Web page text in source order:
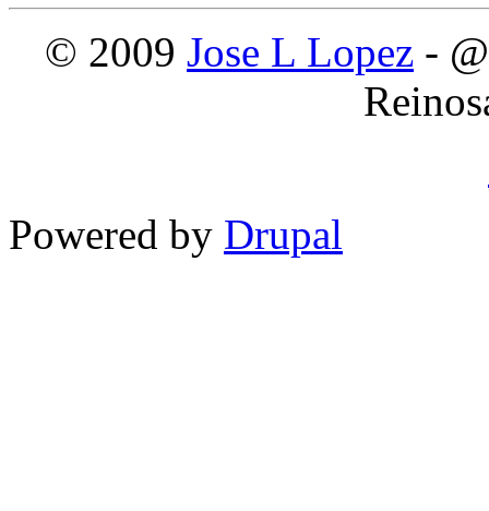
© 2009 Jose L Lopez -
Powered by Drupal